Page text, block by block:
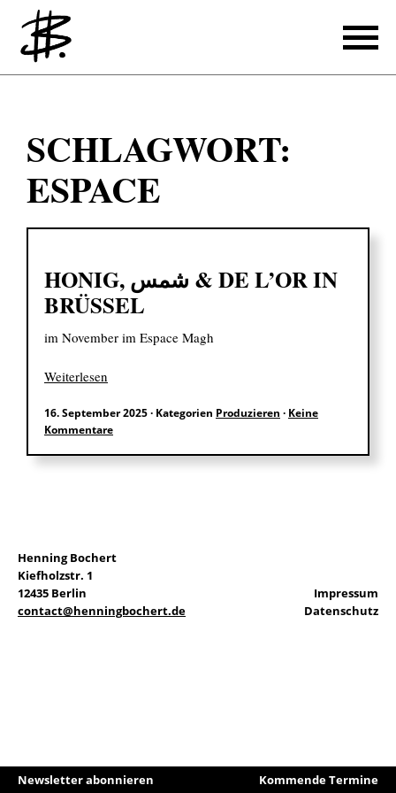
Schreiben
Referenzen
Produzieren
Übersetzen
Referenzen
Über mich
EN
nach:
SCHLAGWORT:
ESPACE
HONIG, شمس & DE L’OR IN
BRÜSSEL
im November im Espace Magh
Weiterlesen
16. September 2025· Kategorien Produzieren · Keine
Kommentare
Henning Bochert
Kiefholzstr. 1
12435 Berlin
contact@henningbochert.de
Impressum
Datenschutz
Newsletter abonnieren Kommende Termine